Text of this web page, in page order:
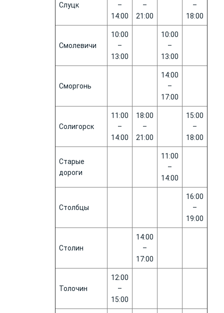
Слуцк
–
14:00
–
21:00
–
18:00
Смолевичи
10:00
–
13:00
10:00
–
13:00
Сморгонь
14:00
–
17:00
Солигорск
11:00
–
14:00
18:00
–
21:00
15:00
–
18:00
Старые
дороги
11:00
–
14:00
Столбцы
16:00
–
19:00
Столин
14:00
–
17:00
Толочин
12:00
–
15:00